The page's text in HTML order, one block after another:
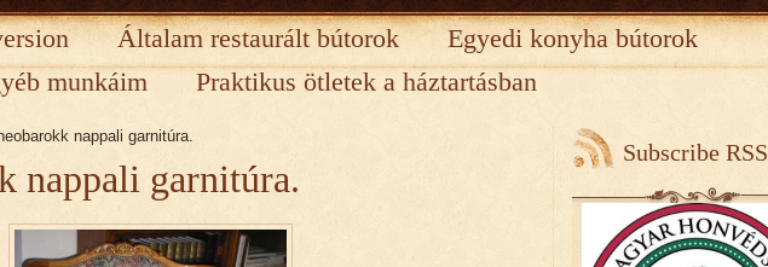
Általam restaurált bútorok
Egyedi konyha bútorok
munkáim Praktikus ötletek a háztartásban
nappali garnitúra.
nappali garnitúra.
Subscribe RSS